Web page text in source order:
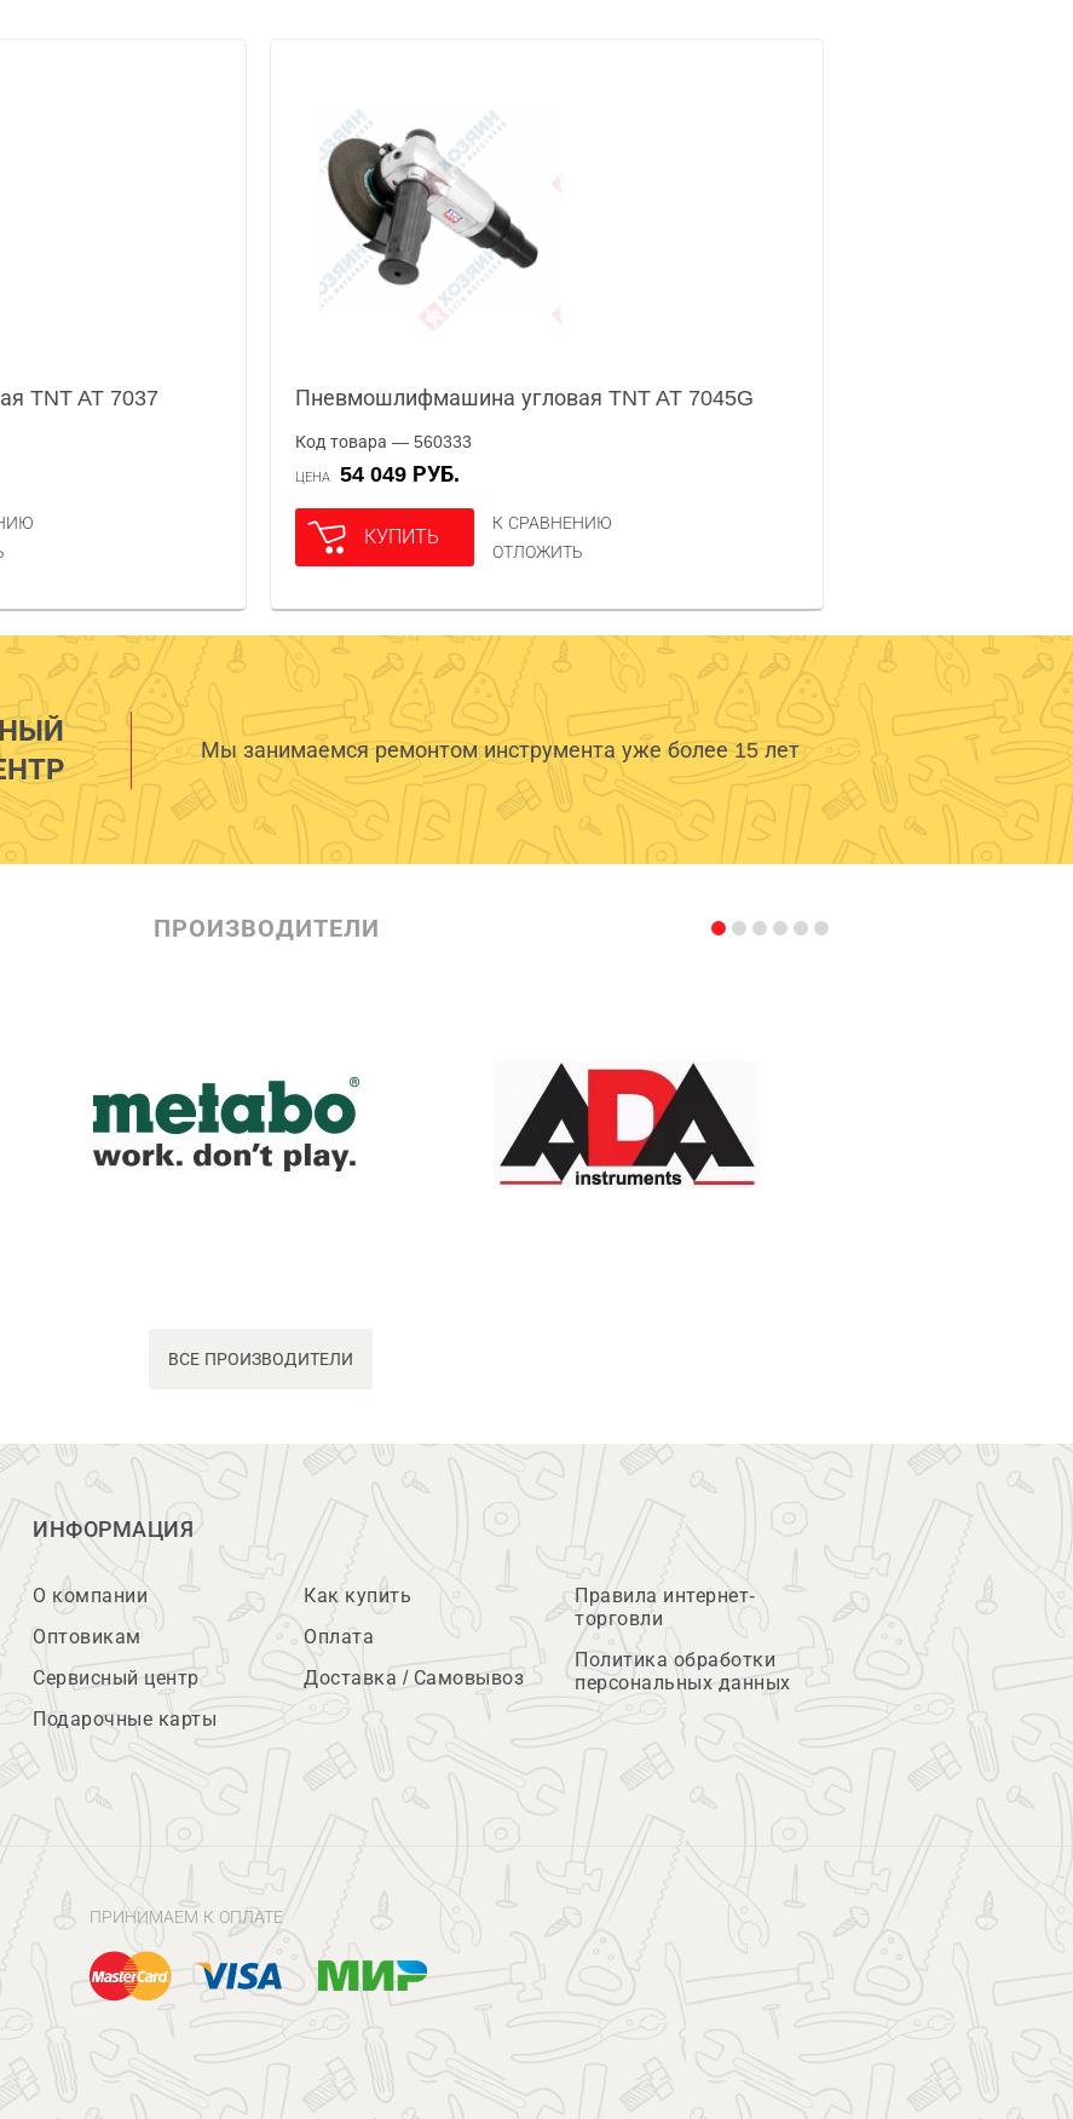
TNT AT 7037 Пневмошлифмашина угловая TNT AT 7045G
Код товара — 560333
ЦЕНА 54 049 РУБ.
КУПИТЬ
К СРАВНЕНИЮ
ОТЛОЖИТЬ
Мы занимаемся ремонтом инструмента уже более 15 лет
ПРОИЗВОДИТЕЛИ
ВСЕ ПРОИЗВОДИТЕЛИ
ИНФОРМАЦИЯ
О компании
Оптовикам
Сервисный центр
Подарочные карты
Как купить
Оплата
Доставка / Самовывоз
Правила интернет-
торговли
Политика обработки
персональных данных
ПРИНИМАЕМ К ОПЛАТЕ